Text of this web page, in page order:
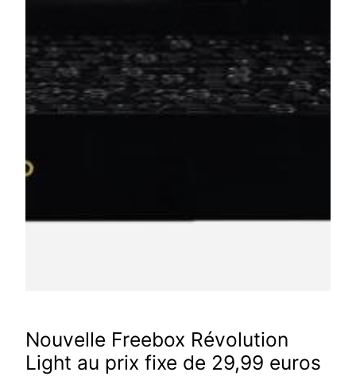
Nouvelle Freebox Révolution
Light au prix fixe de 29,99 euros